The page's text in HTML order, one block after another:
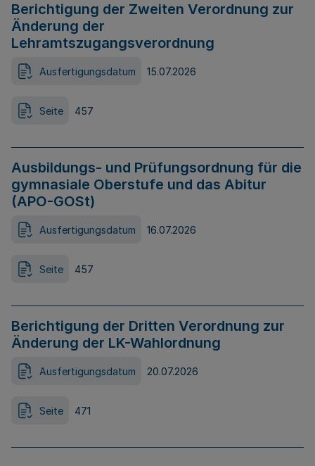
Berichtigung der Zweiten Verordnung zur
Änderung der
Lehramtszugangsverordnung
Ausfertigungsdatum 15.07.2026
Seite 457
Ausbildungs- und Prüfungsordnung für die
gymnasiale Oberstufe und das Abitur
(APO-GOSt)
Ausfertigungsdatum 16.07.2026
Seite 457
Berichtigung der Dritten Verordnung zur
Änderung der LK-Wahlordnung
Ausfertigungsdatum 20.07.2026
Seite 471